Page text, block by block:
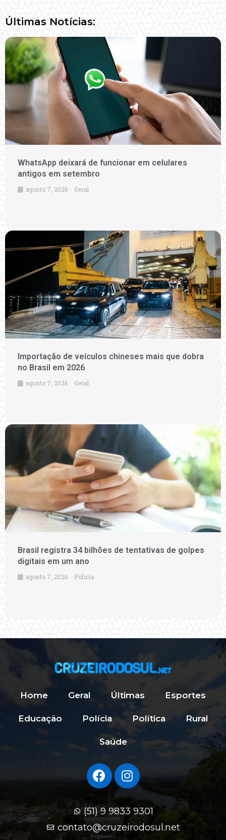
Últimas Notícias:
WhatsApp deixará de funcionar em celulares
antigos em setembro
agosto 7, 2026 Geral
Importação de veículos chineses mais que dobra
no Brasil em 2026
agosto 7, 2026 Geral
Brasil registra 34 bilhões de tentativas de golpes
digitais em um ano
agosto 7, 2026 Polícia
Home Geral Últimas Esportes
Educação Polícia Política Rural
Saúde
(51) 9 9833 9301
contato@cruzeirodosul.net